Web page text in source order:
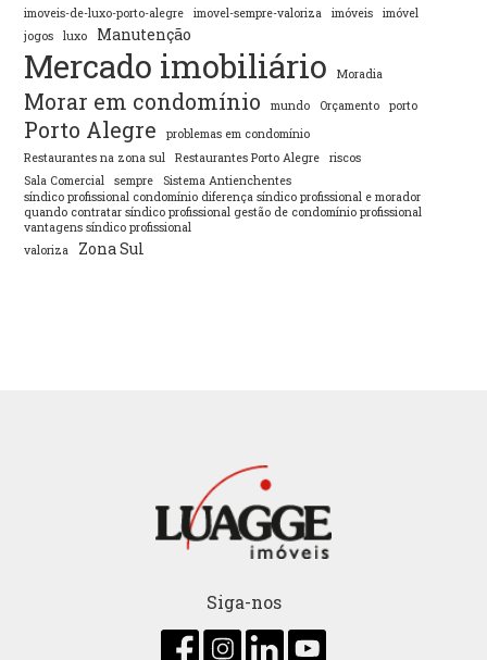
imoveis-de-luxo-porto-alegre imovel-sempre-valoriza imóveis
imóvel
jogos
luxo Manutenção
Mercado imobiliário Moradia
Morar em condomínio mundo Orçamento porto
Porto Alegre
problemas em condomínio
Restaurantes na zona sul
Restaurantes Porto Alegre
riscos
Sala Comercial
sempre
Sistema Antienchentes
síndico profissional condomínio diferença síndico profissional e morador
quando contratar síndico profissional gestão de condomínio profissional
vantagens síndico profissional
valoriza
Zona Sul
Siga-nos